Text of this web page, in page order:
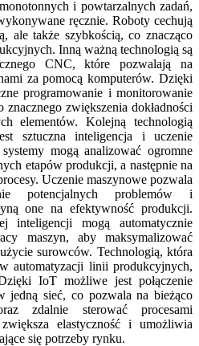
i powtarzalnych zadań,
ręcznie. Roboty cechują
ale także szybkością, co znacząco
Inną ważną technologią są
CNC, które pozwalają na
za pomocą komputerów. Dzięki
programowanie i monitorowanie
zwiększenia dokładności
elementów. Kolejną technologią
sztuczna inteligencja i uczenie
mogą analizować ogromne
etapów produkcji, a następnie na
Uczenie maszynowe pozwala
potencjalnych problemów i
one na efektywność produkcji.
inteligencji mogą automatycznie
maszyn, aby maksymalizować
surowców. Technologią, która
automatyzacji linii produkcyjnych,
IoT możliwe jest połączenie
jedną sieć, co pozwala na bieżąco
zdalnie sterować procesami
elastyczność i umożliwia
się potrzeby rynku.